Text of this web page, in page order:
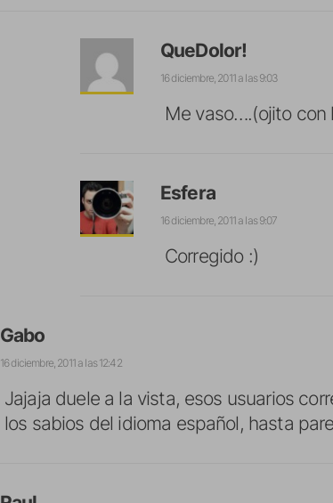
QueDolor!
16 diciembre, 2011 a las 9:03
Me vaso….(ojito con
Esfera
16 diciembre, 2011 a las 9:07
Corregido :)
Gabo
16 diciembre, 2011 a las 12:42
Jajaja duele a la vista, esos usuarios
los sabios del idioma español, hasta